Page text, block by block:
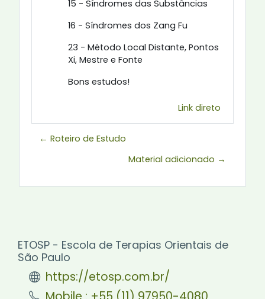
15 - Síndromes das Substâncias
16 - Síndromes dos Zang Fu
23 - Método Local Distante, Pontos
Xi, Mestre e Fonte
Bons estudos!
Link direto
← Roteiro de Estudo
Material adicionado →
ETOSP - Escola de Terapias Orientais de
São Paulo
https://etosp.com.br/